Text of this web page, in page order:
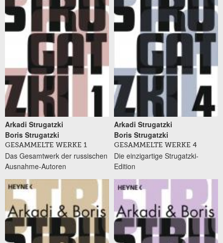
Arkadi Strugatzki
Boris Strugatzki
GESAMMELTE WERKE 1
Das Gesamtwerk der russischen
Ausnahme-Autoren
Arkadi Strugatzki
Boris Strugatzki
GESAMMELTE WERKE 4
Die einzigartige Strugatzki-
Edition